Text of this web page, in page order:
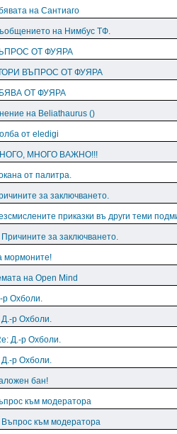
на Сантиаго
на Нимбус ТФ.
ОТ ФУЯРА
ВЪПРОС ОТ ФУЯРА
ОТ ФУЯРА
на Beliathaurus ()
от eledigi
МНОГО ВАЖНО!!!
от палитра.
за заключването.
приказки въ други теми
Причините за заключването.
мормоните!
на Open Mind
р Охболи.
Д.-р Охболи.
Д.-р Охболи.
Д.-р Охболи.
бан!
към модератора
Въпрос към модератора